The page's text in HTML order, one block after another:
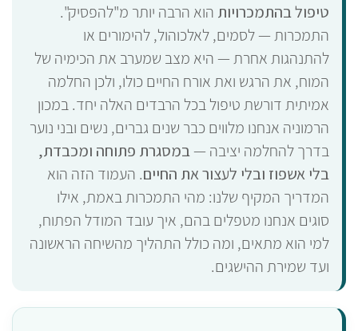
טיפול בהתמכרויות הוא הרבה יותר מ"להפסיק".
התמכרות — לסמים, לאלכוהול, להימורים או
להתנהגות אחרת — היא מצב שמערב את הכימיה של
המוח, את הרגש ואת אורח החיים כולו, ולכן החלמה
אמיתית דורשת טיפול בכל הרבדים האלה יחד. במכון
הרמוניה אנחנו מלווים כבר שנים גברים, נשים ובני נוער
בדרך להחלמה יציבה —במסגרת פתוחה ומכבדת,
בלי אשפוז ובלי לעצור את החיים. העמוד הזה הוא
המדריך המקיף שלנו: מהי התמכרות באמת, אילו
סוגים אנחנו מטפלים בהם, איך עובד המודל הפתוח,
למי הוא מתאים, ומה כולל התהליך מהשיחה הראשונה
ועד שמירת ההישגים.